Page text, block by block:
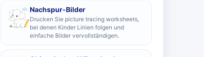
Nachspur-Bilder
Drucken Sie picture tracing worksheets,
bei denen Kinder Linien folgen und
einfache Bilder vervollständigen.